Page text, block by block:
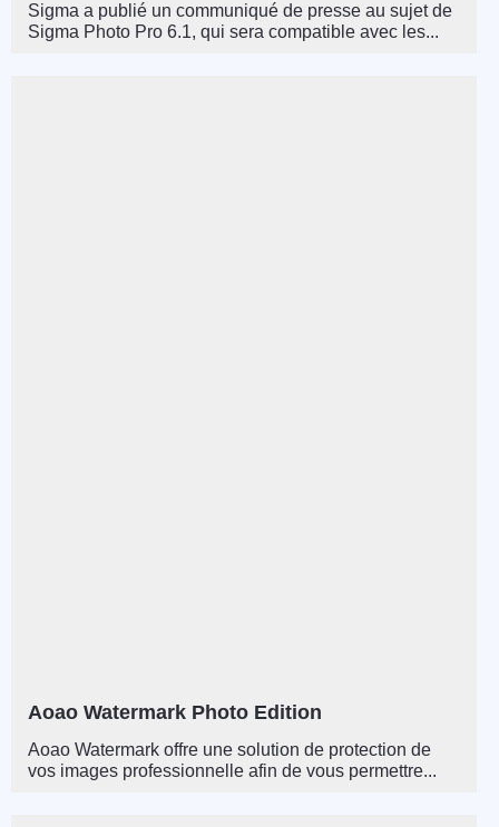
Sigma a publié un communiqué de presse au sujet de
Sigma Photo Pro 6.1, qui sera compatible avec les...
Aoao Watermark Photo Edition
Aoao Watermark offre une solution de protection de
vos images professionnelle afin de vous permettre...